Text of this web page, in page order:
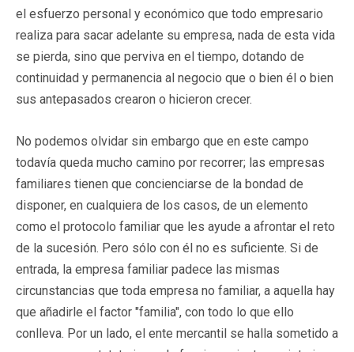
el esfuerzo personal y económico que todo empresario
realiza para sacar adelante su empresa, nada de esta vida
se pierda, sino que perviva en el tiempo, dotando de
continuidad y permanencia al negocio que o bien él o bien
sus antepasados crearon o hicieron crecer.
No podemos olvidar sin embargo que en este campo
todavía queda mucho camino por recorrer; las empresas
familiares tienen que concienciarse de la bondad de
disponer, en cualquiera de los casos, de un elemento
como el protocolo familiar que les ayude a afrontar el reto
de la sucesión. Pero sólo con él no es suficiente. Si de
entrada, la empresa familiar padece las mismas
circunstancias que toda empresa no familiar, a aquella hay
que añadirle el factor "familia", con todo lo que ello
conlleva. Por un lado, el ente mercantil se halla sometido a